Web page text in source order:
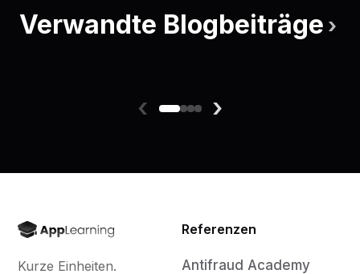
Verwandte Blogbeiträge ›
‹ ›
Kurze Einheiten.
Referenzen
Antifraud Academy